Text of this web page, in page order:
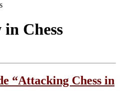
Chess
“Attacking Chess in